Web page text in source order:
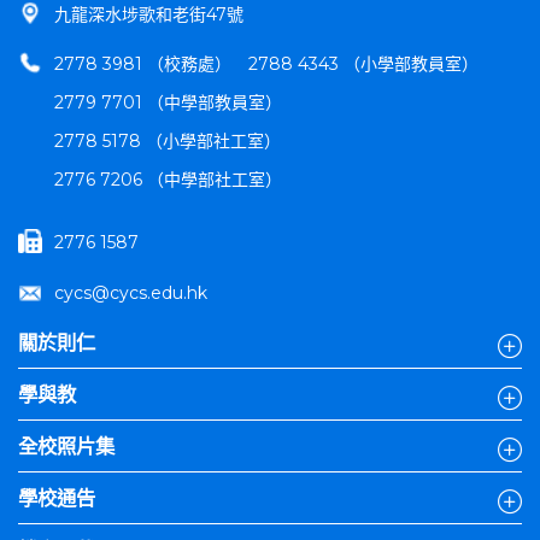
九龍深水埗歌和老街47號
2778 3981 （校務處）
2788 4343 （小學部教員室）
2779 7701 （中學部教員室）
2778 5178 （小學部社工室）
2776 7206 （中學部社工室）
2776 1587
cycs@cycs.edu.hk
關於則仁
學與教
全校照片集
學校通告